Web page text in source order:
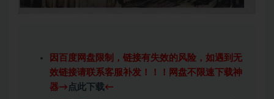
因百度网盘限制，链接有失效的风险，如遇到无
效链接请联系客服补发！！！网盘不限速下载神
器→ 点此下载←